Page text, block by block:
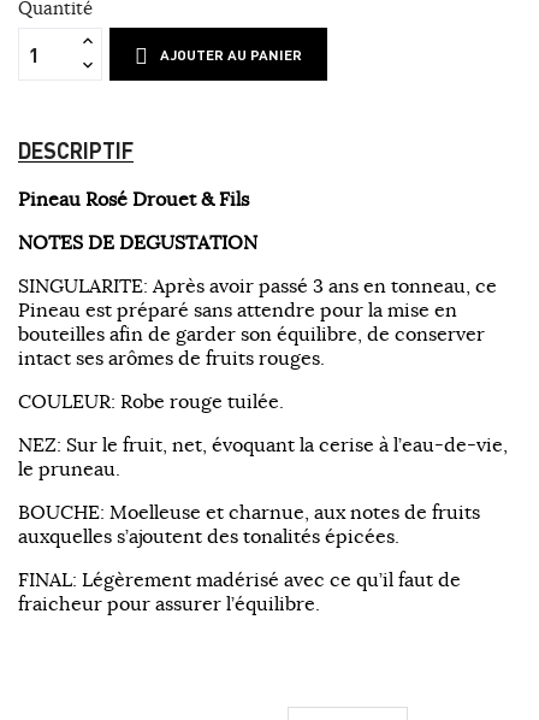
Quantité
AJOUTER AU PANIER
DESCRIPTIF
Pineau Rosé Drouet & Fils
NOTES DE DEGUSTATION
SINGULARITE: Après avoir passé 3 ans en tonneau, ce
Pineau est préparé sans attendre pour la mise en
bouteilles afin de garder son équilibre, de conserver
intact ses arômes de fruits rouges.
COULEUR: Robe rouge tuilée.
NEZ: Sur le fruit, net, évoquant la cerise à l’eau-de-vie,
le pruneau.
BOUCHE: Moelleuse et charnue, aux notes de fruits
auxquelles s’ajoutent des tonalités épicées.
FINAL: Légèrement madérisé avec ce qu’il faut de
fraicheur pour assurer l’équilibre.